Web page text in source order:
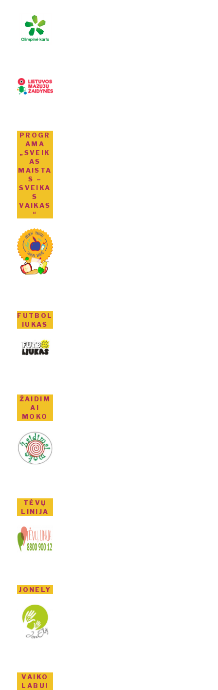
PROGR
AMA
„SVEIK
AS
MAISTA
S –
SVEIKA
S
VAIKAS
“
FUTBOL
IUKAS
ŽAIDIM
AI
MOKO
TĖVŲ
LINIJA
JONELY
VAIKO
LABUI